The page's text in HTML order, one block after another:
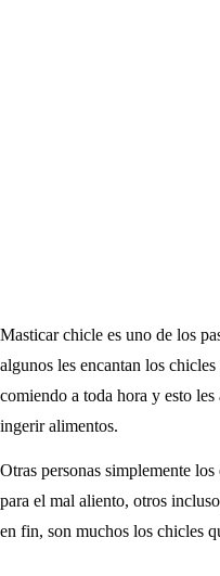
Masticar chicle es uno de los
algunos les encantan los
comiendo a toda hora y esto
ingerir alimentos.
Otras personas simplemente
para el mal aliento, otros
en fin, son muchos los chicles